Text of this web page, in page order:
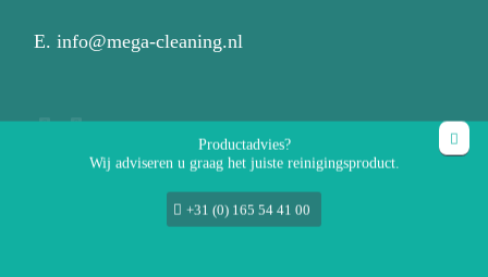
E.info@mega-cleaning.nl
Productadvies?
Wij adviseren u graag het juiste reinigingsproduct.
+31 (0) 165 54 41 00